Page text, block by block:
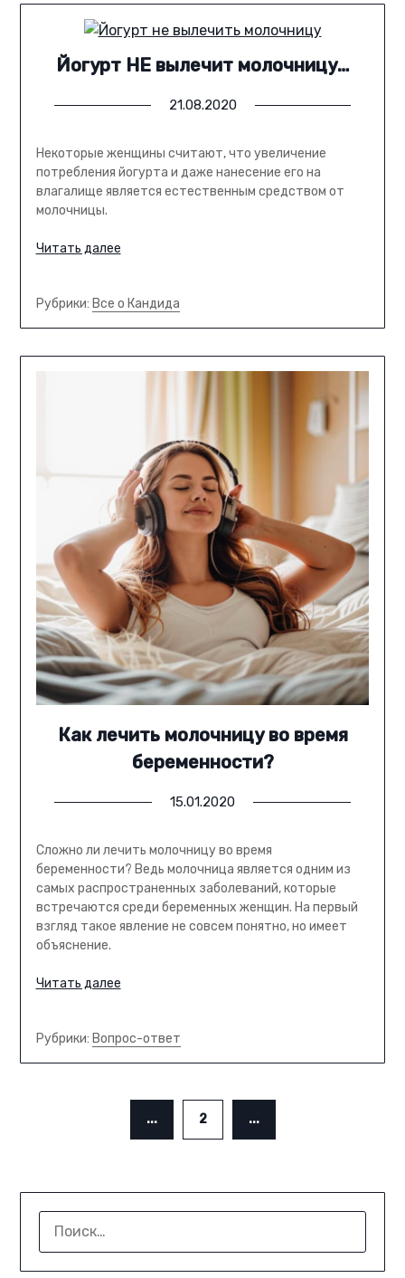
Йогурт НЕ вылечит молочницу…
21.08.2020
Некоторые женщины считают, что увеличение
потребления йогурта и даже нанесение его на
влагалище является естественным средством от
молочницы.
Читать далее
Рубрики: Все о Кандида
Как лечить молочницу во время
беременности?
15.01.2020
Сложно ли лечить молочницу во время
беременности? Ведь молочница является одним из
самых распространенных заболеваний, которые
встречаются среди беременных женщин. На первый
взгляд такое явление не совсем понятно, но имеет
объяснение.
Читать далее
Рубрики: Вопрос-ответ
... 2 ...